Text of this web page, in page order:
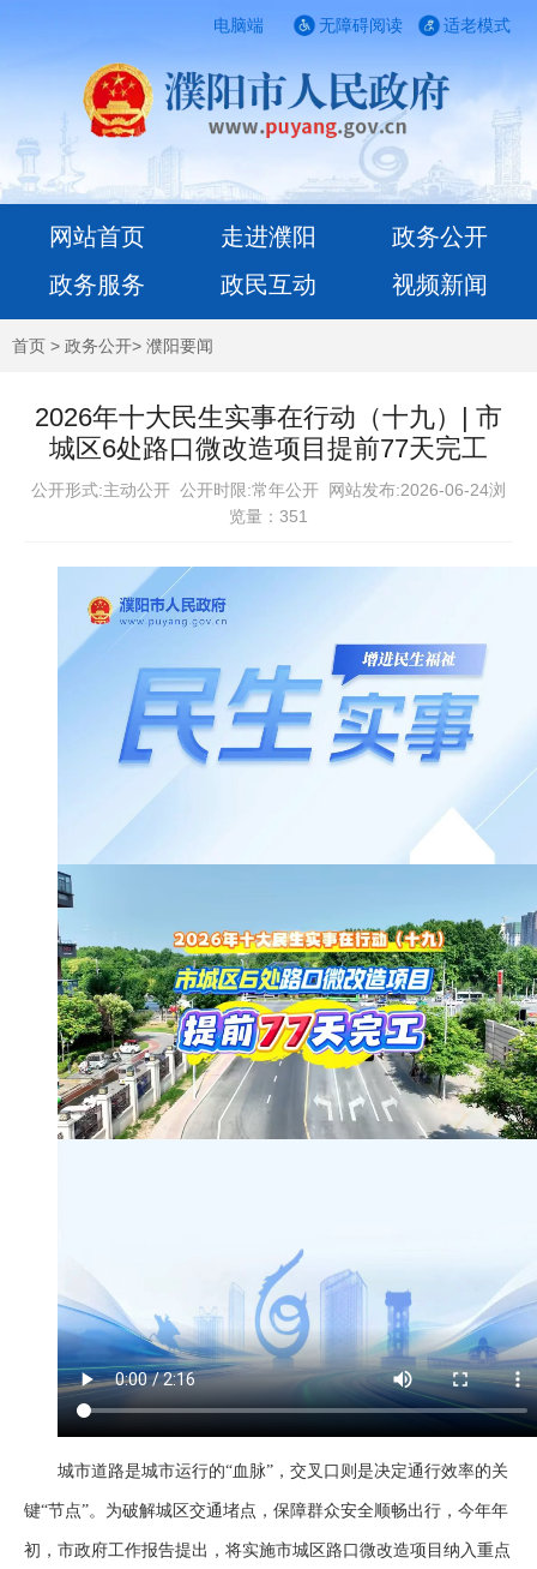
电脑端 适老模式
无障碍阅读
网站首页 走进濮阳
政务公开
政务服务
政民互动 视频新闻
首页 > 政务公开> 濮阳要闻
2026年十大民生实事在行动（十九）| 市
城区6处路口微改造项目提前77天完工
公开形式:主动公开 公开时限:常年公开
网站发布:2026-06-24浏
览量： 351
城市道路是城市运行的“血脉”，交叉口则是决定通行效率的关
键“节点”。为破解城区交通堵点，保障群众安全顺畅出行，今年年
初，市政府工作报告提出，将实施市城区路口微改造项目纳入重点